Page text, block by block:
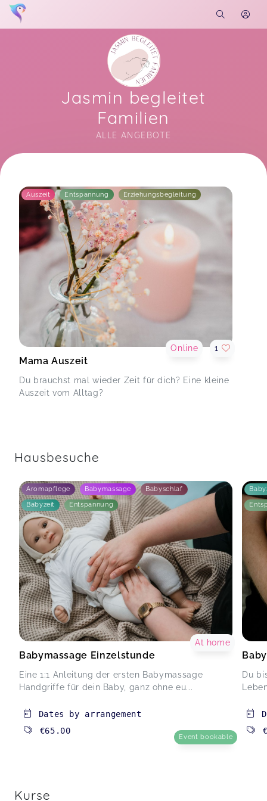
Jasmin begleitet
Familien
ALLE ANGEBOTE
Soon you will learn more about me here...
Auszeit Entspannung Erziehungsbegleitung
Mama Auszeit
Du brauchst mal wieder Zeit für dich? Eine kleine
Auszeit vom Alltag?
Online 1
Hausbesuche
Aromapflege Babymassage Babyschlaf
Babyzeit Entspannung
Babymassage Einzelstunde
Eine 1:1 Anleitung der ersten Babymassage
Handgriffe für dein Baby, ganz ohne eu...
At home
Dates by arrangement
€65.00
Event bookable
Du
Kurse